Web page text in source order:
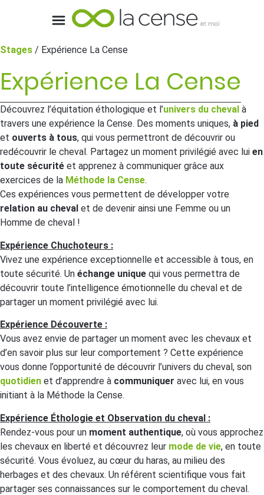
Stages / Expérience La Cense
Expérience La Cense
Découvrez l’équitation éthologique et l’univers du cheval à
travers une expérience la Cense. Des moments uniques, à pied
et ouverts à tous, qui vous permettront de découvrir ou
redécouvrir le cheval. Partagez un moment privilégié avec lui en
toute sécurité et apprenez à communiquer grâce aux
exercices de la Méthode la Cense.
Ces expériences vous permettent de développer votre
relation au cheval et de devenir ainsi une Femme ou un
Homme de cheval !
Expérience Chuchoteurs :
Vivez une expérience exceptionnelle et accessible à tous, en
toute sécurité. Un échange unique qui vous permettra de
découvrir toute l’intelligence émotionnelle du cheval et de
partager un moment privilégié avec lui.
Expérience Découverte :
Vous avez envie de partager un moment avec les chevaux et
d’en savoir plus sur leur comportement ? Cette expérience
vous donne l’opportunité de découvrir l’univers du cheval, son
quotidien et d’apprendre à communiquer avec lui, en vous
initiant à la Méthode la Cense.
Expérience Éthologie et Observation du cheval :
Rendez-vous pour un moment authentique, où vous approchez
les chevaux en liberté et découvrez leur mode de vie, en toute
sécurité. Vous évoluez, au cœur du haras, au milieu des
herbages et des chevaux. Un référent scientifique vous fait
partager ses connaissances sur le comportement du cheval.